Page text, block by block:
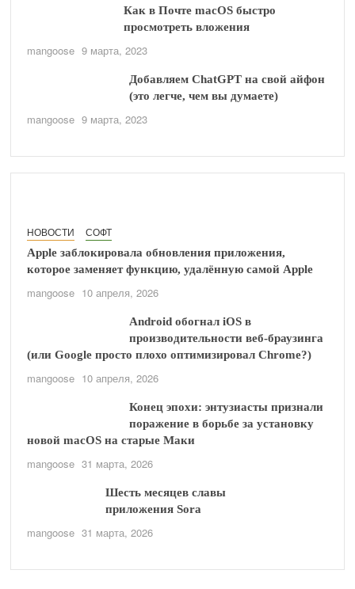
Как в Почте macOS быстро
просмотреть вложения
mangoose 9 марта, 2023
Добавляем ChatGPT на свой айфон
(это легче, чем вы думаете)
mangoose 9 марта, 2023
НОВОСТИ СОФТ
Apple заблокировала обновления приложения,
которое заменяет функцию, удалённую самой Apple
mangoose 10 апреля, 2026
Android обогнал iOS в
производительности веб-браузинга
(или Google просто плохо оптимизировал Chrome?)
mangoose 10 апреля, 2026
Конец эпохи: энтузиасты признали
поражение в борьбе за установку
новой macOS на старые Маки
mangoose 31 марта, 2026
Шесть месяцев славы
приложения Sora
mangoose 31 марта, 2026